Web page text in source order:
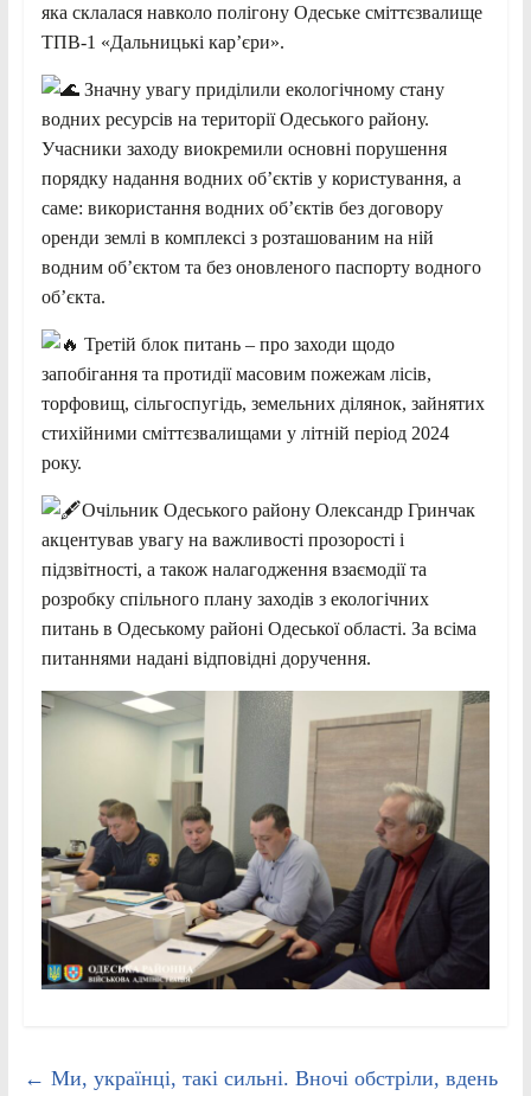
яка склалася навколо полігону Одеське сміттєзвалище
ТПВ-1 «Дальницькі кар’єри».
Значну увагу приділили екологічному стану
водних ресурсів на території Одеського району.
Учасники заходу виокремили основні порушення
порядку надання водних об’єктів у користування, а
саме: використання водних об’єктів без договору
оренди землі в комплексі з розташованим на ній
водним об’єктом та без оновленого паспорту водного
об’єкта.
Третій блок питань – про заходи щодо
запобігання та протидії масовим пожежам лісів,
торфовищ, сільгоспугідь, земельних ділянок, зайнятих
стихійними сміттєзвалищами у літній період 2024
року.
Очільник Одеського району Олександр Гринчак
акцентував увагу на важливості прозорості і
підзвітності, а також налагодження взаємодії та
розробку спільного плану заходів з екологічних
питань в Одеському районі Одеської області. За всіма
питаннями надані відповідні доручення.
← Ми, українці, такі сильні. Вночі обстріли, вдень